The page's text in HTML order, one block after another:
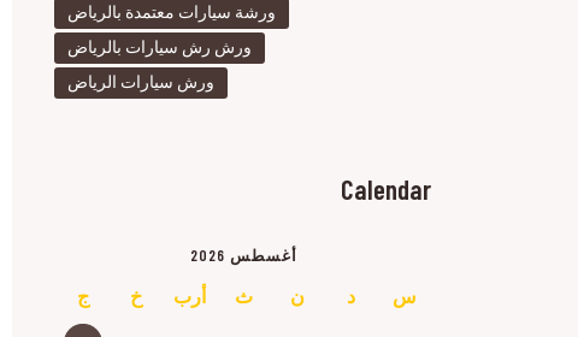
ورشة سيارات معتمدة بالرياض
ورش رش سيارات بالرياض
ورش سيارات الرياض
Calendar
أغسطس 2026
س د ن ث أرب خ ج